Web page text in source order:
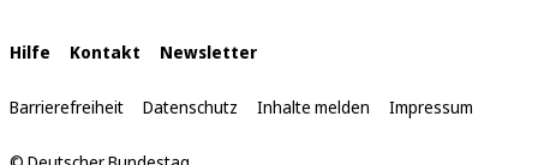
Interne
Links
Hilfe Kontakt Newsletter
Barrierefreiheit Datenschutz Inhalte melden Impressum